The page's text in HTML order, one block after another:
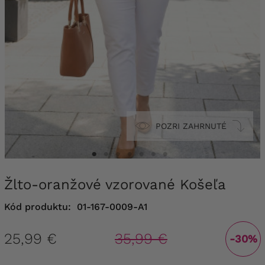
POZRI ZAHRNUTÉ
Žlto-oranžové vzorované Košeľa
Kód produktu: 01-167-0009-A1
25,99 € 35,99 € -30%